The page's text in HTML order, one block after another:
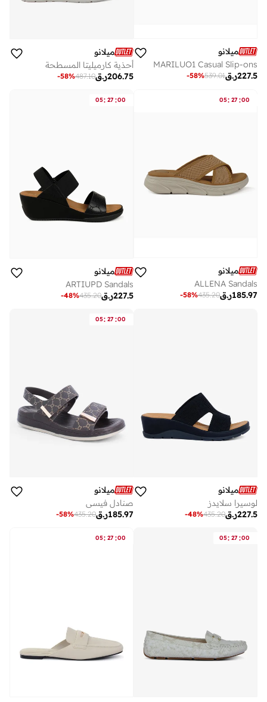
ميلانو
MARILUO1 Casual Slip-ons
ر.ق227.5
539.01
-58%
ميلانو
أحذية كارميليتا المسطحة
ر.ق206.75
487.10
-58%
05: 27 :00
ميلانو
ALLENA Sandals
ر.ق185.97
435.20
-58%
05: 27 :00
ميلانو
ARTIUPD Sandals
ر.ق227.5
435.20
-48%
ميلانو
لوسيرا سلايدز
ر.ق227.5
435.20
-48%
05: 27 :00
ميلانو
صنادل فيسي
ر.ق185.97
435.20
-58%
05: 27 :00
05: 27 :00